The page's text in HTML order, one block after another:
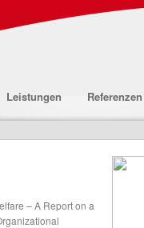
Leistungen Referenzen
– A Report on a